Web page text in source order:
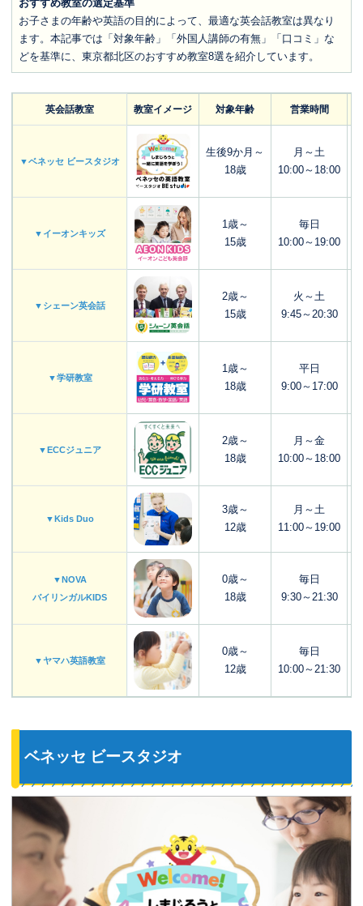
おすすめ教室の選定基準
お子さまの年齢や英語の目的によって、最適な英会話教室は異なり
ます。本記事では「対象年齢」「外国人講師の有無」「口コミ」な
どを基準に、東京都北区のおすすめ教室8選を紹介しています。
英会話教室 教室イメージ 対象年齢 営業時間
▼ベネッセ ビースタジオ
生後9か月～
18歳
月～土
10:00～18:00
▼イーオンキッズ
1歳～
15歳
毎日
10:00～19:00
▼シェーン英会話
2歳～
15歳
火～土
9:45～20:30
▼学研教室
1歳～
18歳
平日
9:00～17:00
▼ECCジュニア
2歳～
18歳
月～金
10:00～18:00
▼Kids Duo
3歳～
12歳
月～土
11:00～19:00
▼NOVA
バイリンガルKIDS
0歳～
18歳
毎日
9:30～21:30
▼ヤマハ英語教室
0歳～
12歳
毎日
10:00～21:30
ベネッセ ビースタジオ